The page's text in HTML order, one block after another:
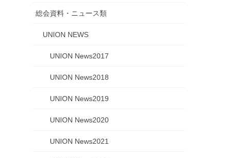
総会資料・ニュース類
UNION NEWS
UNION News2017
UNION News2018
UNION News2019
UNION News2020
UNION News2021